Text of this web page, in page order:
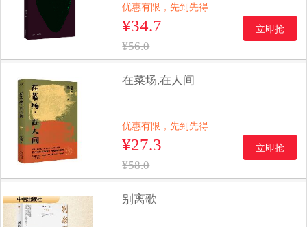
优惠有限，先到先得
¥34.7
¥56.0
立即抢
在菜场,在人间
优惠有限，先到先得
¥27.3
¥58.0
立即抢
别离歌